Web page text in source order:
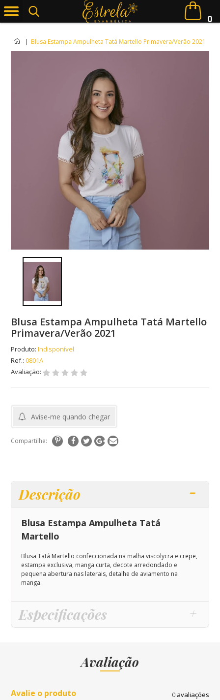
0
| Blusa Estampa Ampulheta Tatá Martello Primavera/Verão 2021
Blusa Estampa Ampulheta Tatá Martello
Primavera/Verão 2021
Produto: Indisponível
Ref.:0801A
Avaliação:
Avise-me quando chegar
Compartilhe:
Descrição
Blusa Estampa Ampulheta Tatá
Martello
Blusa Tatá Martello confeccionada na malha viscolycra e crepe,
estampa exclusiva, manga curta, decote arredondado e
pequena abertura nas laterais, detalhe de aviamento na
manga.
Especificações
Avaliação
Avalie o produto 0avaliações